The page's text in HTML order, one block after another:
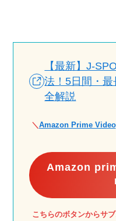
【最新】J-
法！5日間・
全解説
＼ Amazon Prime Video
Amazon
こちらのボタンからサ